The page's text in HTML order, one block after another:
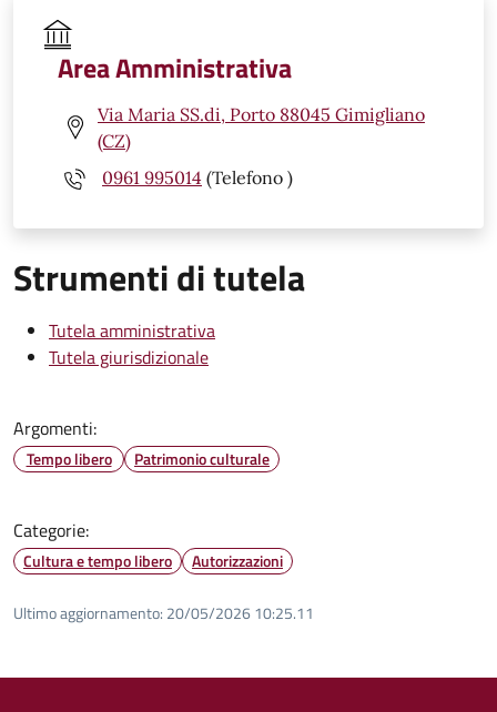
Area Amministrativa
Via Maria SS.di, Porto 88045 Gimigliano
(CZ)
0961 995014 (Telefono )
Strumenti di tutela
Tutela amministrativa
Tutela giurisdizionale
Argomenti:
Tempo libero Patrimonio culturale
Categorie:
Cultura e tempo libero Autorizzazioni
Ultimo aggiornamento: 20/05/2026 10:25.11